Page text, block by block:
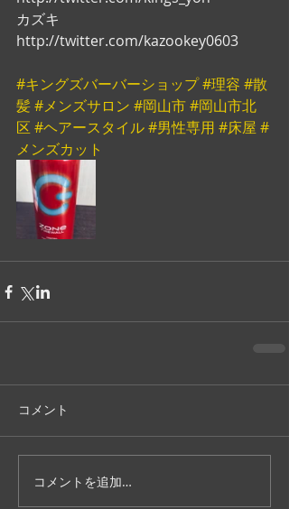
カズキ
http://twitter.com/kazookey0603
#キングズバーバーショップ#理容 #散
髪#メンズサロン #岡山市#岡山市北
区 #ヘアースタイル#男性専用 #床屋 #
メンズカット
コメント
コメントを追加…